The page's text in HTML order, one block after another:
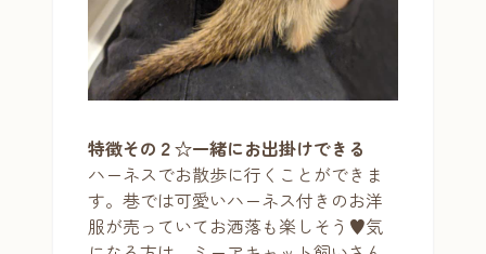
特徴その２☆一緒にお出掛けできる
ハーネスでお散歩に行くことができま
す。巷では可愛いハーネス付きのお洋
服が売っていてお洒落も楽しそう♥気